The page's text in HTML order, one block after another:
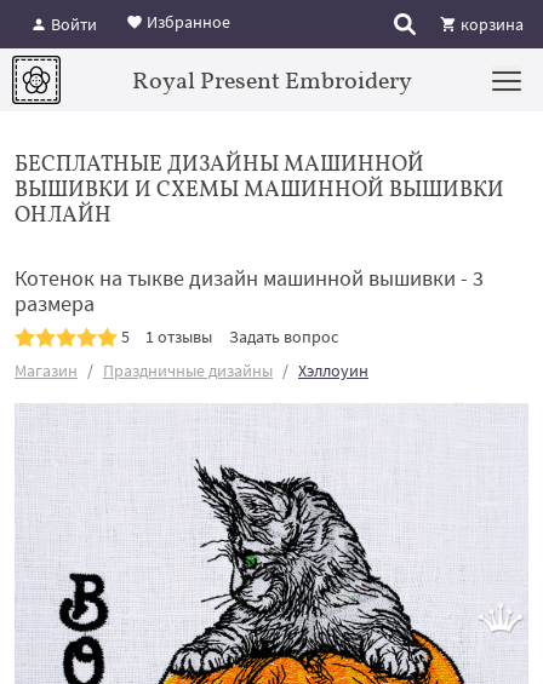
Войти Избранное корзина
Royal Present Embroidery
БЕСПЛАТНЫЕ ДИЗАЙНЫ МАШИННОЙ
ВЫШИВКИ И СХЕМЫ МАШИННОЙ ВЫШИВКИ
ОНЛАЙН
Котенок на тыкве дизайн машинной вышивки - 3
размера
5 1 отзывы
Задать вопрос
Магазин
Праздничные дизайны Хэллоуин